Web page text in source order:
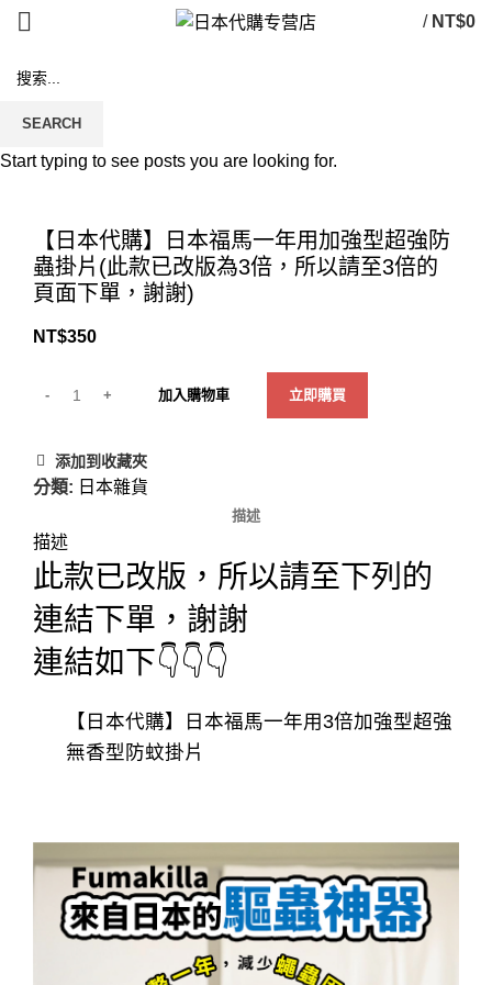
/ NT$0
【日本代購】日本福馬一年用加強型超強防
蟲掛片(此款已改版為3倍，所以請至3倍的
頁面下單，謝謝)
NT$350
加入購物車 立即購買
添加到收藏夾
分類: 日本雜貨
描述
描述
此款已改版，所以請至下列的
連結下單，謝謝
連結如下👇👇👇
【日本代購】日本福馬一年用3倍加強型超強
無香型防蚊掛片
SEARCH
Start typing to see posts you are looking for.